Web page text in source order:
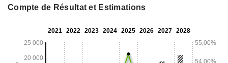
Compte de Résultat et Estimations